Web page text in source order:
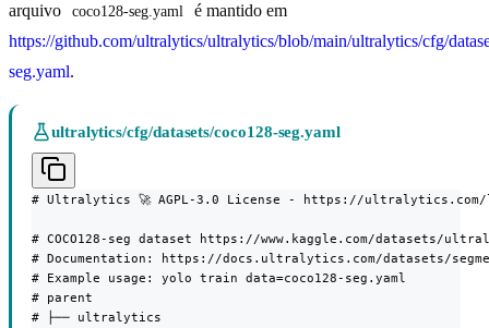
arquivo
coco128-seg.yaml
é mantido em
https://github.com/ultralytics/ultralytics/blob/main/ultralytics/cfg/
seg.yaml.
ultralytics/cfg/datasets/coco128-seg.yaml
# Ultralytics 🚀 AGPL-3.0 License - https://ultralytics.com/
# COCO128-seg dataset https://www.kaggle.com/datasets/
# Documentation: https://docs.ultralytics.com/datasets/
# Example usage: yolo train data=coco128-seg.yaml
# parent
# ├── ultralytics